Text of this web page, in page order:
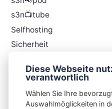
s3n📺tube
Selfhosting
Sicherheit
Thunderbird
Diese Webseite
verantwortlich
Wählen Sie Ihre
Auswahlmöglickeiten in